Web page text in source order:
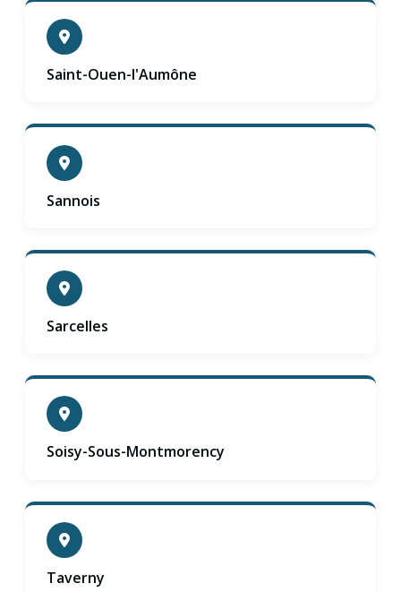
Saint-Ouen-l'Aumône
Sannois
Sarcelles
Soisy-Sous-Montmorency
Taverny